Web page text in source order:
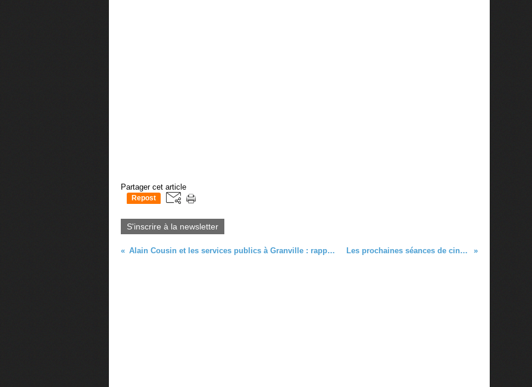
Partager cet article
Repost
S'inscrire à la newsletter
Alain Cousin et les services publics à Granville : rappel des faits Les prochaines séances de ciné-débat